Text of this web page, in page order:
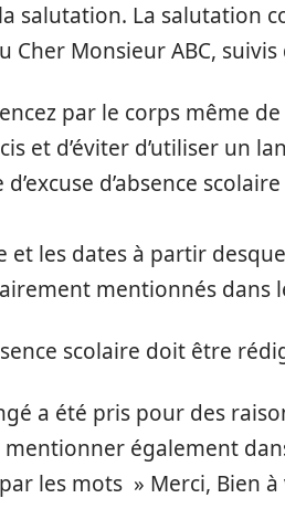
salutation. La salutation
Cher Monsieur ABC, suivis
par le corps même
et d’éviter d’utiliser un
d’absence
et les dates à partir
mentionnés dans
scolaire doit être
a été pris pour des
également
les mots » Merci, Bien